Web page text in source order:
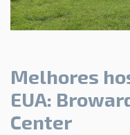
Melhores
EUA:
Center